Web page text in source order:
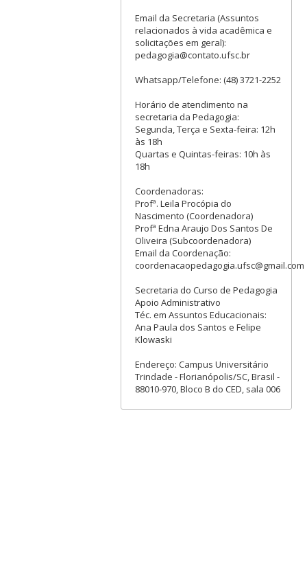
Email da Secretaria (Assuntos
relacionados à vida acadêmica e
solicitações em geral):
pedagogia@contato.ufsc.br
Whatsapp/Telefone: (48) 3721-2252
Horário de atendimento na
secretaria da Pedagogia:
Segunda, Terça e Sexta-feira: 12h
às 18h
Quartas e Quintas-feiras: 10h às
18h
Coordenadoras:
Profª. Leila Procópia do
Nascimento (Coordenadora)
Profª Edna Araujo Dos Santos De
Oliveira (Subcoordenadora)
Email da Coordenação:
coordenacaopedagogia.ufsc@gmail.com
Secretaria do Curso de Pedagogia
Apoio Administrativo
Téc. em Assuntos Educacionais:
Ana Paula dos Santos e Felipe
Klowaski
Endereço: Campus Universitário
Trindade - Florianópolis/SC, Brasil -
88010-970, Bloco B do CED, sala 006